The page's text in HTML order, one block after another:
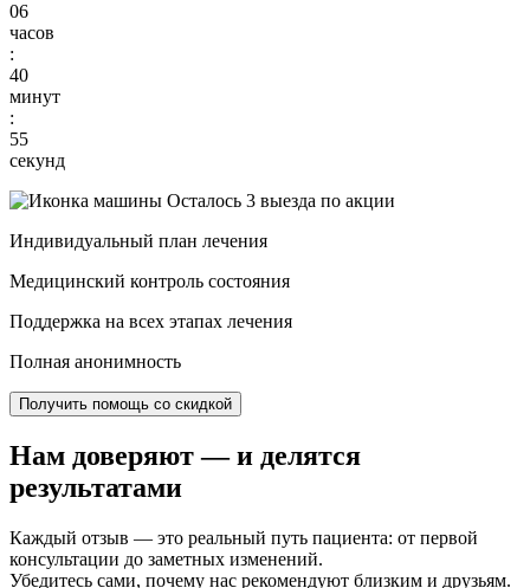
06
часов
:
40
минут
:
53
секунд
Осталось 3 выезда по акции
Индивидуальный план лечения
Медицинский контроль состояния
Поддержка на всех этапах лечения
Полная анонимность
Получить помощь со скидкой
Нам доверяют— и делятся
результатами
Каждый отзыв — это реальный путь пациента: от первой
консультации до заметных изменений.
Убедитесь сами, почему нас рекомендуют близким и друзьям.